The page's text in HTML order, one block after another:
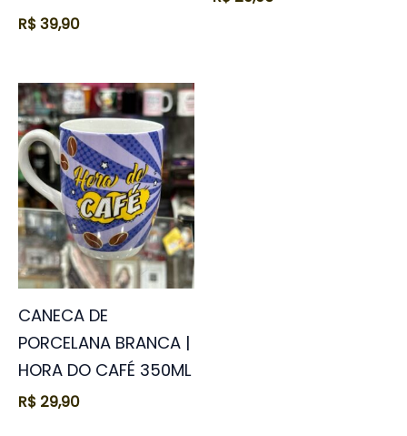
R$39,90
CANECA DE
PORCELANA BRANCA |
HORA DO CAFÉ 350ML
R$ 29,90